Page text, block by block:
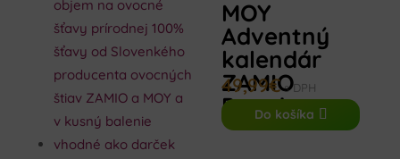
MOY
Adventný
kalendár
ZAMIO
Premium
49,99€s DPH
Do košíka